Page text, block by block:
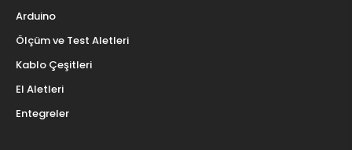
Arduino
Ölçüm ve Test Aletleri
Kablo Çeşitleri
El Aletleri
Entegreler